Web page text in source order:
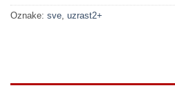
Oznake: sve uzrast2+